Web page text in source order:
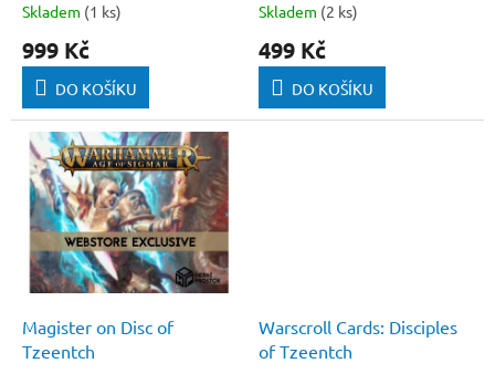
Skladem (1 ks)
999 Kč
DO KOŠÍKU
Skladem (2 ks)
499 Kč
DO KOŠÍKU
Magister on Disc of
Tzeentch
Warscroll Cards: Disciples
of Tzeentch